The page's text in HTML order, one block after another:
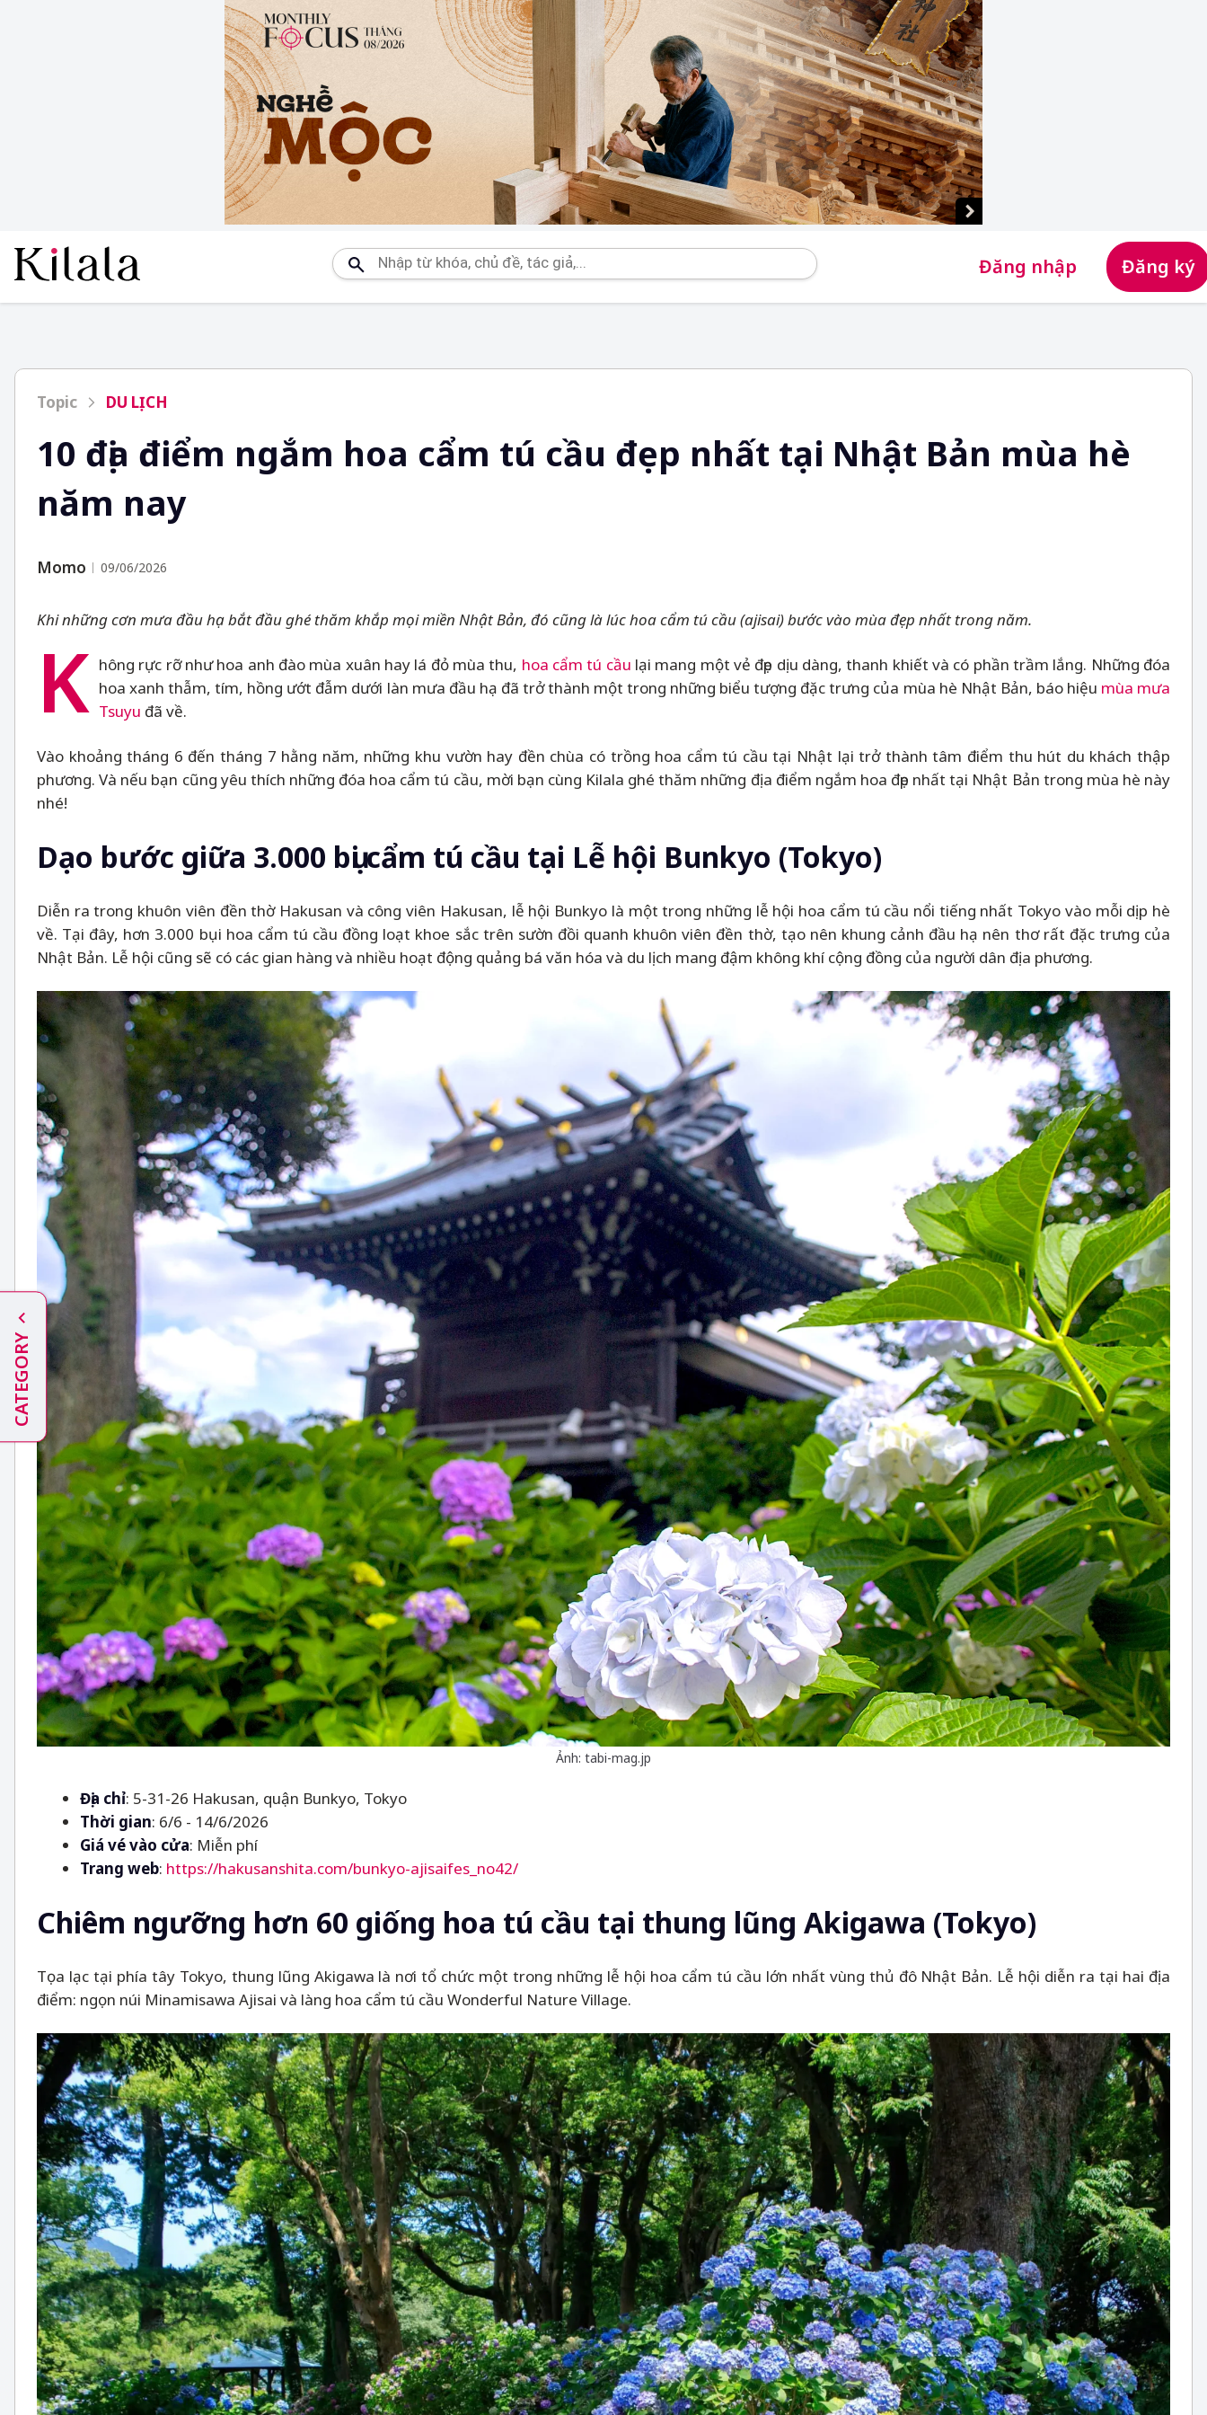
Đăng nhập Đăng ký
Topic DU LỊCH
10 địa điểm ngắm hoa cẩm tú cầu đẹp nhất tại Nhật Bản mùa hè
năm nay
Momo 09/06/2026
Khi những cơn mưa đầu hạ bắt đầu ghé thăm khắp mọi miền Nhật Bản, đó cũng là lúc hoa cẩm tú cầu (ajisai) bước vào mùa đẹp nhất trong năm.
K hông rực rỡ như hoa anh đào mùa xuân hay lá đỏ mùa thu, hoa cẩm tú cầu lại mang một vẻ đẹp dịu dàng, thanh khiết và có phần trầm lắng. Những đóa
hoa xanh thẫm, tím, hồng ướt đẫm dưới làn mưa đầu hạ đã trở thành một trong những biểu tượng đặc trưng của mùa hè Nhật Bản, báo hiệu mùa mưa
Tsuyu đã về.
Vào khoảng tháng 6 đến tháng 7 hằng năm, những khu vườn hay đền chùa có trồng hoa cẩm tú cầu tại Nhật lại trở thành tâm điểm thu hút du khách thập
phương. Và nếu bạn cũng yêu thích những đóa hoa cẩm tú cầu, mời bạn cùng Kilala ghé thăm những địa điểm ngắm hoa đẹp nhất tại Nhật Bản trong mùa hè này
nhé!
Dạo bước giữa 3.000 bụi cẩm tú cầu tại Lễ hội Bunkyo (Tokyo)
Diễn ra trong khuôn viên đền thờ Hakusan và công viên Hakusan, lễ hội Bunkyo là một trong những lễ hội hoa cẩm tú cầu nổi tiếng nhất Tokyo vào mỗi dịp hè
về. Tại đây, hơn 3.000 bụi hoa cẩm tú cầu đồng loạt khoe sắc trên sườn đồi quanh khuôn viên đền thờ, tạo nên khung cảnh đầu hạ nên thơ rất đặc trưng của
Nhật Bản. Lễ hội cũng sẽ có các gian hàng và nhiều hoạt động quảng bá văn hóa và du lịch mang đậm không khí cộng đồng của người dân địa phương.
Ảnh: tabi-mag.jp
Địa chỉ: 5-31-26 Hakusan, quận Bunkyo, Tokyo
Thời gian: 6/6 - 14/6/2026
Giá vé vào cửa: Miễn phí
Trang web: https://hakusanshita.com/bunkyo-ajisaifes_no42/
Chiêm ngưỡng hơn 60 giống hoa tú cầu tại thung lũng Akigawa (Tokyo)
Tọa lạc tại phía tây Tokyo, thung lũng Akigawa là nơi tổ chức một trong những lễ hội hoa cẩm tú cầu lớn nhất vùng thủ đô Nhật Bản. Lễ hội diễn ra tại hai địa
điểm: ngọn núi Minamisawa Ajisai và làng hoa cẩm tú cầu Wonderful Nature Village.
CATEGORY